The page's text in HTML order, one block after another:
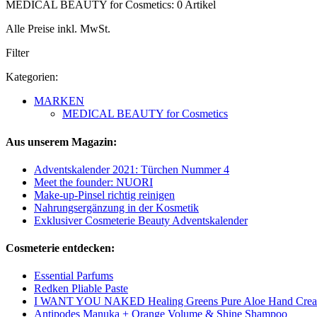
MEDICAL BEAUTY for Cosmetics: 0 Artikel
Alle Preise inkl. MwSt.
Filter
Kategorien:
MARKEN
MEDICAL BEAUTY for Cosmetics
Aus unserem Magazin:
Adventskalender 2021: Türchen Nummer 4
Meet the founder: NUORI
Make-up-Pinsel richtig reinigen
Nahrungsergänzung in der Kosmetik
Exklusiver Cosmeterie Beauty Adventskalender
Cosmeterie entdecken:
Essential Parfums
Redken Pliable Paste
I WANT YOU NAKED Healing Greens Pure Aloe Hand
Antipodes Manuka + Orange Volume & Shine Shampoo